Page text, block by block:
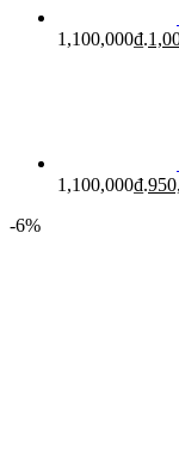
1,100,000₫.
1,100,000₫.
-6%